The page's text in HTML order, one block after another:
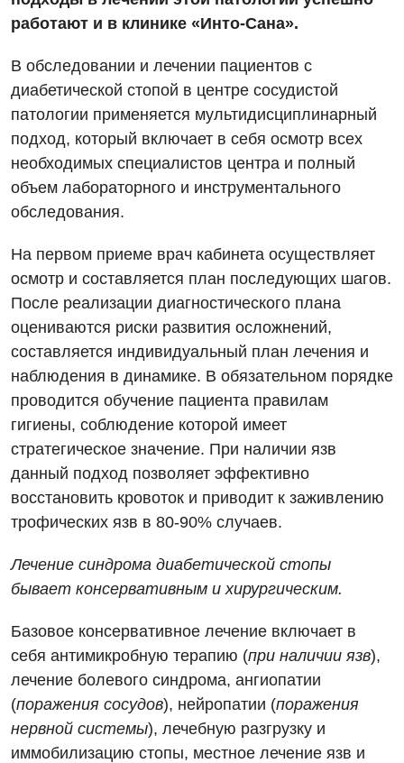
Детская аллергология
Детская гастроэнтерология
Детская гинекология
Детская кардиоревматология
Детская неврология
Детская ортопедия и травматология
Детская оториноларингология
Детская офтальмология
Детская урология
Детская хирургия
Педиатрия
работают и в клинике «Инто-Сана».
В обследовании и лечении пациентов с
диабетической стопой в центре сосудистой
патологии применяется мультидисциплинарный
подход, который включает в себя осмотр всех
необходимых специалистов центра и полный
объем лабораторного и инструментального
обследования.
На первом приеме врач кабинета осуществляет
осмотр и составляется план последующих шагов.
После реализации диагностического плана
оцениваются риски развития осложнений,
составляется индивидуальный план лечения и
наблюдения в динамике. В обязательном порядке
проводится обучение пациента правилам
гигиены, соблюдение которой имеет
стратегическое значение. При наличии язв
данный подход позволяет эффективно
восстановить кровоток и приводит к заживлению
трофических язв в 80-90% случаев.
Лечение синдрома диабетической стопы
бывает консервативным и хирургическим.
Базовое консервативное лечение включает в
себя антимикробную терапию (при наличии язв),
лечение болевого синдрома, ангиопатии
(поражения сосудов), нейропатии (поражения
нервной системы), лечебную разгрузку и
иммобилизацию стопы, местное лечение язв и